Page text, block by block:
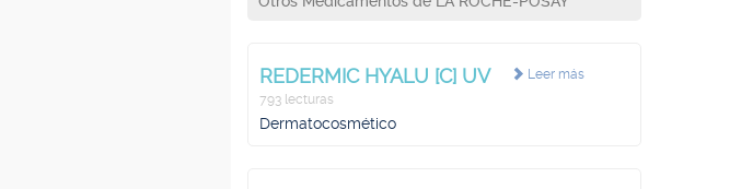
Leer más
REDERMIC HYALU [C] UV
793 lecturas
Dermatocosmético